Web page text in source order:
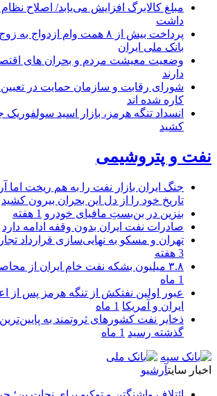
مبلغ کالابرگ افزایش می‌یابد/ اصلاح نظام
داشت
پرداخت بیش از ۸ همت وام
بانک ملی ایران
وضعیت معیشت مردم و بحران های
دارند
شورای رقابت و سازمان حمایت در
کاره شده اند
انسداد تنگه هرمز، بازار اسید
کشید
نفت و پتروشیمی
جنگ ایران بازار نفت را به هم ریخت اما
تاریخ خود را از دل این بحران بیرون کشید
بنزین در بن‌بستِ مافیای خودرو 1 هفته
صادرات نفت ایران بدون وقفه ادامه دارد
تهران و مسکو به نهایی‌سازی قرارداد
3 هفته
۳.۸ میلیون بشکه نفت خام ایران از محاصره آمریکا عبور کرد
1 ماه
عبور اولین نفتکش از تنگه هرمز پس از
ایران و آمریکا 1 ماه
گذشته رسید 1 ماه
اخبار سایتآرشیو